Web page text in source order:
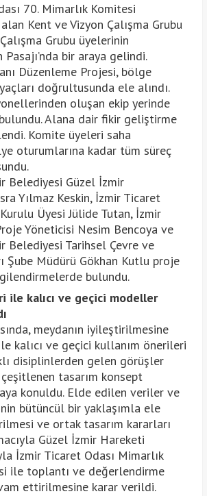
70. Mimarlık Komitesi
Kent ve Vizyon Çalışma Grubu
Grubu üyelerinin
Pasajı’nda bir araya gelindi.
Düzenleme Projesi, bölge
doğrultusunda ele alındı.
oluşan ekip yerinde
Alana dair fikir geliştirme
Komite üyeleri saha
oturumlarına kadar tüm süreç
Belediyesi Güzel İzmir
Yılmaz Keskin, İzmir Ticaret
Üyesi Jülide Tutan, İzmir
Yöneticisi Nesim Bencoya ve
Belediyesi Tarihsel Çevre ve
Şube Müdürü Gökhan Kutlu proje
bulundu.
ile kalıcı ve geçici modeller
meydanın iyileştirilmesine
kalıcı ve geçici kullanım önerileri
disiplinlerden gelen görüşler
tasarım konsept
konuldu. Elde edilen veriler ve
bütüncül bir yaklaşımla ele
ve ortak tasarım kararları
Güzel İzmir Hareketi
İzmir Ticaret Odası Mimarlık
ile toplantı ve değerlendirme
ettirilmesine karar verildi.